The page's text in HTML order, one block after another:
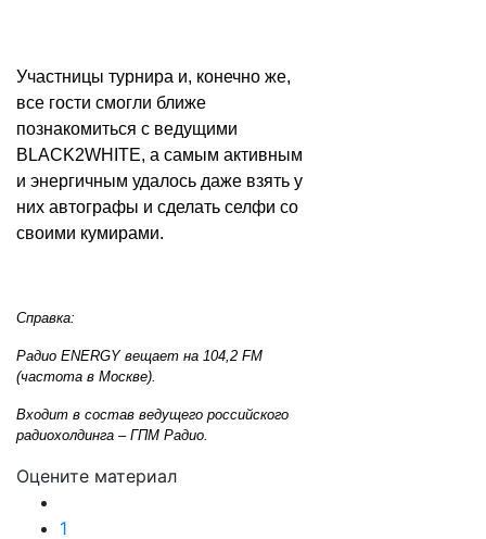
Участницы турнира и, конечно же,
все гости смогли ближе
познакомиться с ведущими
BLACK2WHITE, а самым активным
и энергичным удалось даже взять у
них автографы и сделать селфи со
своими кумирами.
Справка:
Радио ENERGY вещает на 104,2 FM
(частота в Москве).
Входит в состав ведущего российского
радиохолдинга – ГПМ Радио.
Оцените материал
1